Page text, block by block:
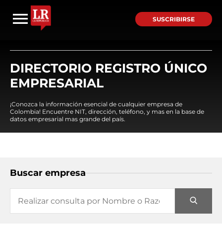
SUSCRIBIRSE
DIRECTORIO REGISTRO ÚNICO
EMPRESARIAL
¡Conozca la información esencial de cualquier empresa de
Colombia! Encuentre NIT, dirección, teléfono, y mas en la base de
datos empresarial mas grande del país.
Buscar empresa